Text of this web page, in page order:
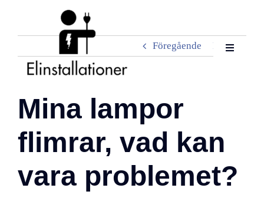
Toggle
Hem
Om oss
Tjänster
Föregående Nästa
Mina lampor
flimrar, vad kan
vara problemet?